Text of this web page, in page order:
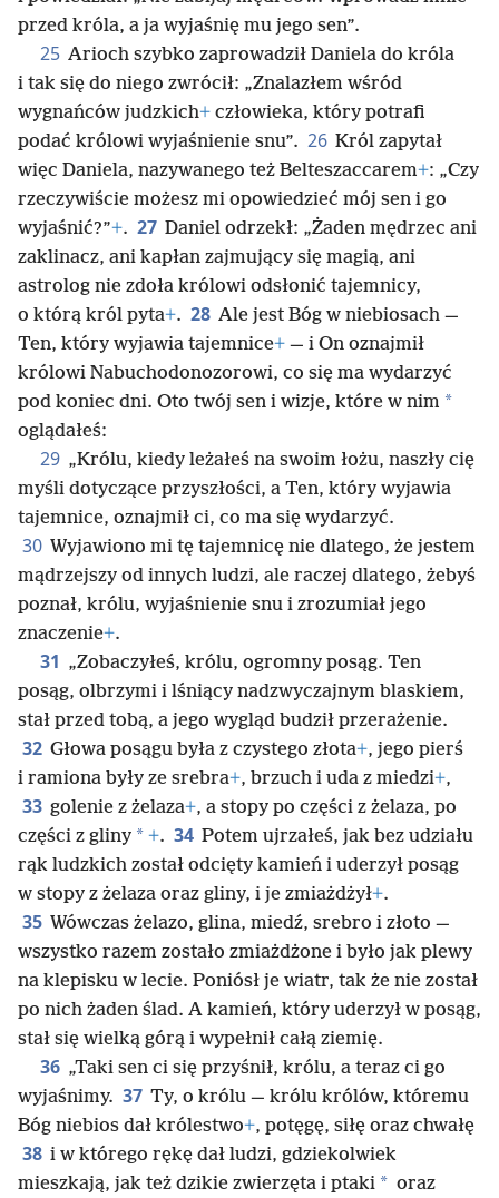
przed króla, a ja wyjaśnię mu jego sen”.
25 Arioch szybko zaprowadził Daniela do króla
i tak się do niego zwrócił: „Znalazłem wśród
wygnańców judzkich+ człowieka, który potrafi
podać królowi wyjaśnienie snu”. 26 Król zapytał
więc Daniela, nazywanego też Belteszaccarem+: „Czy
rzeczywiście możesz mi opowiedzieć mój sen i go
wyjaśnić?”+. 27 Daniel odrzekł: „Żaden mędrzec ani
zaklinacz, ani kapłan zajmujący się magią, ani
astrolog nie zdoła królowi odsłonić tajemnicy,
o którą król pyta+. 28 Ale jest Bóg w niebiosach —
Ten, który wyjawia tajemnice+ — i On oznajmił
królowi Nabuchodonozorowi, co się ma wydarzyć
pod koniec dni. Oto twój sen i wizje, które w nim *
oglądałeś:
29 „Królu, kiedy leżałeś na swoim łożu, naszły cię
myśli dotyczące przyszłości, a Ten, który wyjawia
tajemnice, oznajmił ci, co ma się wydarzyć.
30 Wyjawiono mi tę tajemnicę nie dlatego, że jestem
mądrzejszy od innych ludzi, ale raczej dlatego, żebyś
poznał, królu, wyjaśnienie snu i zrozumiał jego
znaczenie+.
31 „Zobaczyłeś, królu, ogromny posąg. Ten
posąg, olbrzymi i lśniący nadzwyczajnym blaskiem,
stał przed tobą, a jego wygląd budził przerażenie.
32 Głowa posągu była z czystego złota+, jego pierś
i ramiona były ze srebra+, brzuch i uda z miedzi+,
33 golenie z żelaza+, a stopy po części z żelaza, po
części z gliny * +. 34 Potem ujrzałeś, jak bez udziału
rąk ludzkich został odcięty kamień i uderzył posąg
w stopy z żelaza oraz gliny, i je zmiażdżył+.
35 Wówczas żelazo, glina, miedź, srebro i złoto —
wszystko razem zostało zmiażdżone i było jak plewy
na klepisku w lecie. Poniósł je wiatr, tak że nie został
po nich żaden ślad. A kamień, który uderzył w posąg,
stał się wielką górą i wypełnił całą ziemię.
36 „Taki sen ci się przyśnił, królu, a teraz ci go
wyjaśnimy. 37 Ty, o królu — królu królów, któremu
Bóg niebios dał królestwo+, potęgę, siłę oraz chwałę
38 i w którego rękę dał ludzi, gdziekolwiek
mieszkają, jak też dzikie zwierzęta i ptaki * oraz